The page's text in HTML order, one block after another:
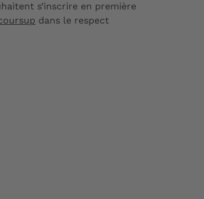
s’inscrire en première
dans le respect